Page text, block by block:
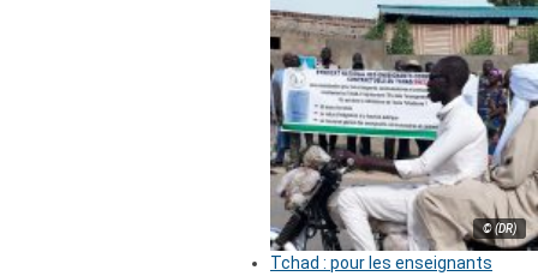
© (DR)
Tchad : pour les enseignants